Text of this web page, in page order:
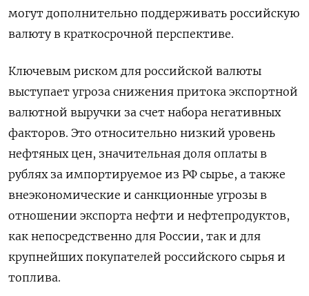
могут дополнительно поддерживать российскую
валюту в краткосрочной перспективе.
Ключевым риском для российской валюты
выступает угроза снижения притока экспортной
валютной выручки за счет набора негативных
факторов. Это относительно низкий уровень
нефтяных цен, значительная доля оплаты в
рублях за импортируемое из РФ сырье, а также
внеэкономические и санкционные угрозы в
отношении экспорта нефти и нефтепродуктов,
как непосредственно для России, так и для
крупнейших покупателей российского сырья и
топлива.